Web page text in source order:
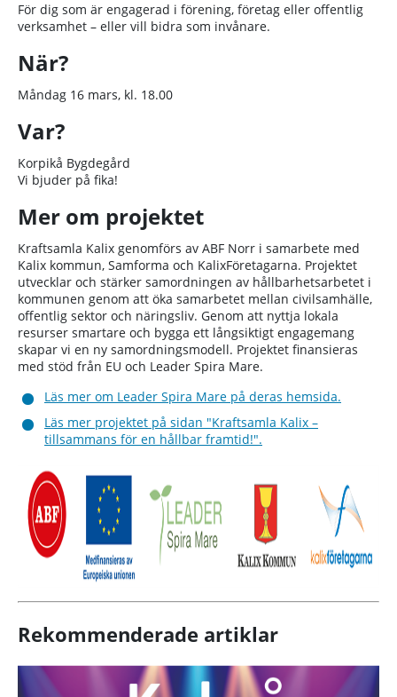
För dig som är engagerad i förening, företag eller offentlig
verksamhet – eller vill bidra som invånare.
När?
Måndag 16 mars, kl. 18.00
Var?
Korpikå Bygdegård
Vi bjuder på fika!
Mer om projektet
Kraftsamla Kalix genomförs av ABF Norr i samarbete med
Kalix kommun, Samforma och KalixFöretagarna. Projektet
utvecklar och stärker samordningen av hållbarhetsarbetet i
kommunen genom att öka samarbetet mellan civilsamhälle,
offentlig sektor och näringsliv. Genom att nyttja lokala
resurser smartare och bygga ett långsiktigt engagemang
skapar vi en ny samordningsmodell. Projektet finansieras
med stöd från EU och Leader Spira Mare.
Läs mer om Leader Spira Mare på deras hemsida.
Läs mer projektet på sidan "Kraftsamla Kalix –
tillsammans för en hållbar framtid!".
Rekommenderade artiklar